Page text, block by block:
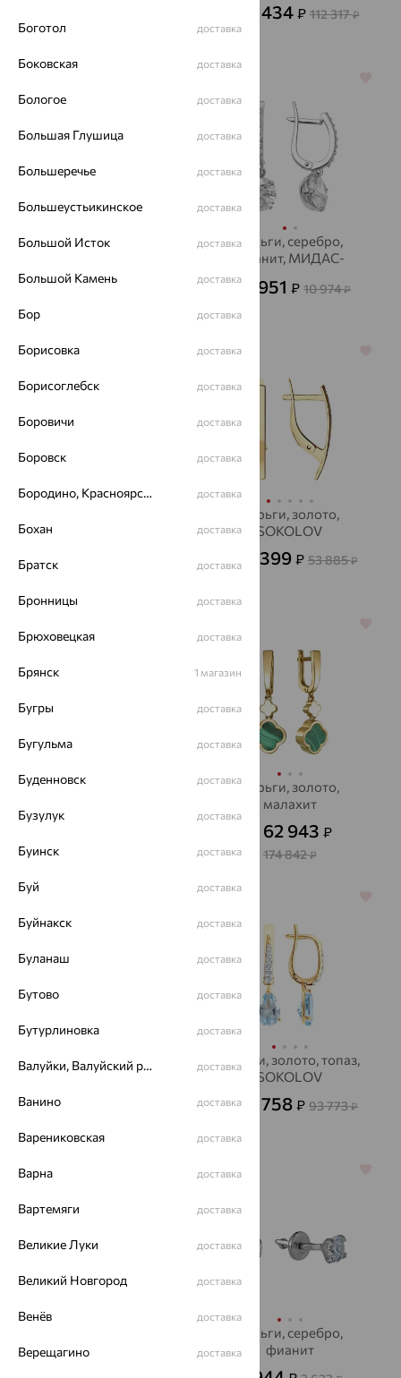
40 434 ₽ 112 317₽
Серьги, золото,
9 727₽
Серьги, серебро,
фианит, МИДАС-
3 951₽ 10 974₽
64% 64%
Серьги, золото,
SOKOLOV
19 399 ₽ 53 885₽
Серьги, золото,
Серьги, золото,
малахит
62 943 ₽
174 842₽
Серьги, золото, агат/
друза агата,
от 18 994
Серьги, золото, топаз,
SOKOLOV
от 33 758₽ 93 773₽
64%
хризолит
64%
Серьги, серебро,
фианит
Боготол доставка
Боковская доставка
Бологое доставка
Большая Глушица доставка
Большеречье доставка
Большеустьикинское доставка
Большой Исток доставка
Большой Камень доставка
Бор доставка
Борисовка доставка
Борисоглебск доставка
Боровичи доставка
Боровск доставка
Бородино, Красноярский край доставка
Бохан доставка
Братск доставка
Бронницы доставка
Брюховецкая доставка
Брянск 1 магазин
Бугры доставка
Бугульма доставка
Буденновск доставка
Бузулук доставка
Буинск доставка
Буй доставка
Буйнакск доставка
Буланаш доставка
Бутово доставка
Бутурлиновка доставка
Валуйки, Валуйский район доставка
Ванино доставка
Варениковская доставка
Варна доставка
Вартемяги доставка
Великие Луки доставка
Великий Новгород доставка
Венёв доставка
Верещагино доставка